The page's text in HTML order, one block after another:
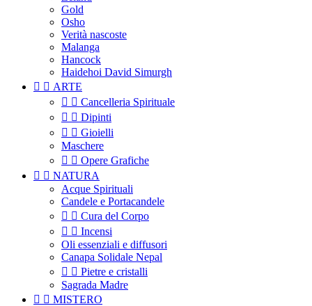
Gold
Osho
Verità nascoste
Malanga
Hancock
Haidehoi David Simurgh
  ARTE
  Cancelleria Spirituale
  Dipinti
  Gioielli
Maschere
  Opere Grafiche
  NATURA
Acque Spirituali
Candele e Portacandele
  Cura del Corpo
  Incensi
Oli essenziali e diffusori
Canapa Solidale Nepal
  Pietre e cristalli
Sagrada Madre
  MISTERO